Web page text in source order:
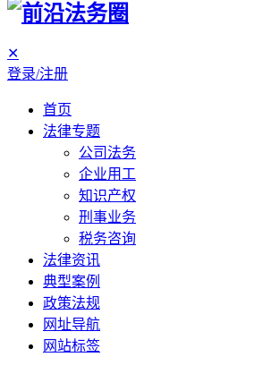
✕
登录/注册
首页
法律专题
公司法务
企业用工
知识产权
刑事业务
税务咨询
法律资讯
典型案例
政策法规
网址导航
网站标签